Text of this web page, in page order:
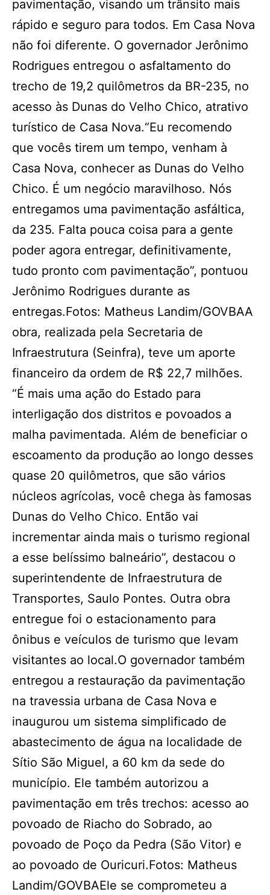
pavimentação, visando um trânsito mais
rápido e seguro para todos. Em Casa Nova
não foi diferente. O governador Jerônimo
Rodrigues entregou o asfaltamento do
trecho de 19,2 quilômetros da BR-235, no
acesso às Dunas do Velho Chico, atrativo
turístico de Casa Nova.“Eu recomendo
que vocês tirem um tempo, venham à
Casa Nova, conhecer as Dunas do Velho
Chico. É um negócio maravilhoso. Nós
entregamos uma pavimentação asfáltica,
da 235. Falta pouca coisa para a gente
poder agora entregar, definitivamente,
tudo pronto com pavimentação”, pontuou
Jerônimo Rodrigues durante as
entregas.Fotos: Matheus Landim/GOVBAA
obra, realizada pela Secretaria de
Infraestrutura (Seinfra), teve um aporte
financeiro da ordem de R$ 22,7 milhões.
“É mais uma ação do Estado para
interligação dos distritos e povoados a
malha pavimentada. Além de beneficiar o
escoamento da produção ao longo desses
quase 20 quilômetros, que são vários
núcleos agrícolas, você chega às famosas
Dunas do Velho Chico. Então vai
incrementar ainda mais o turismo regional
a esse belíssimo balneário”, destacou o
superintendente de Infraestrutura de
Transportes, Saulo Pontes. Outra obra
entregue foi o estacionamento para
ônibus e veículos de turismo que levam
visitantes ao local.O governador também
entregou a restauração da pavimentação
na travessia urbana de Casa Nova e
inaugurou um sistema simplificado de
abastecimento de água na localidade de
Sítio São Miguel, a 60 km da sede do
município. Ele também autorizou a
pavimentação em três trechos: acesso ao
povoado de Riacho do Sobrado, ao
povoado de Poço da Pedra (São Vitor) e
ao povoado de Ouricuri.Fotos: Matheus
Landim/GOVBAEle se comprometeu a